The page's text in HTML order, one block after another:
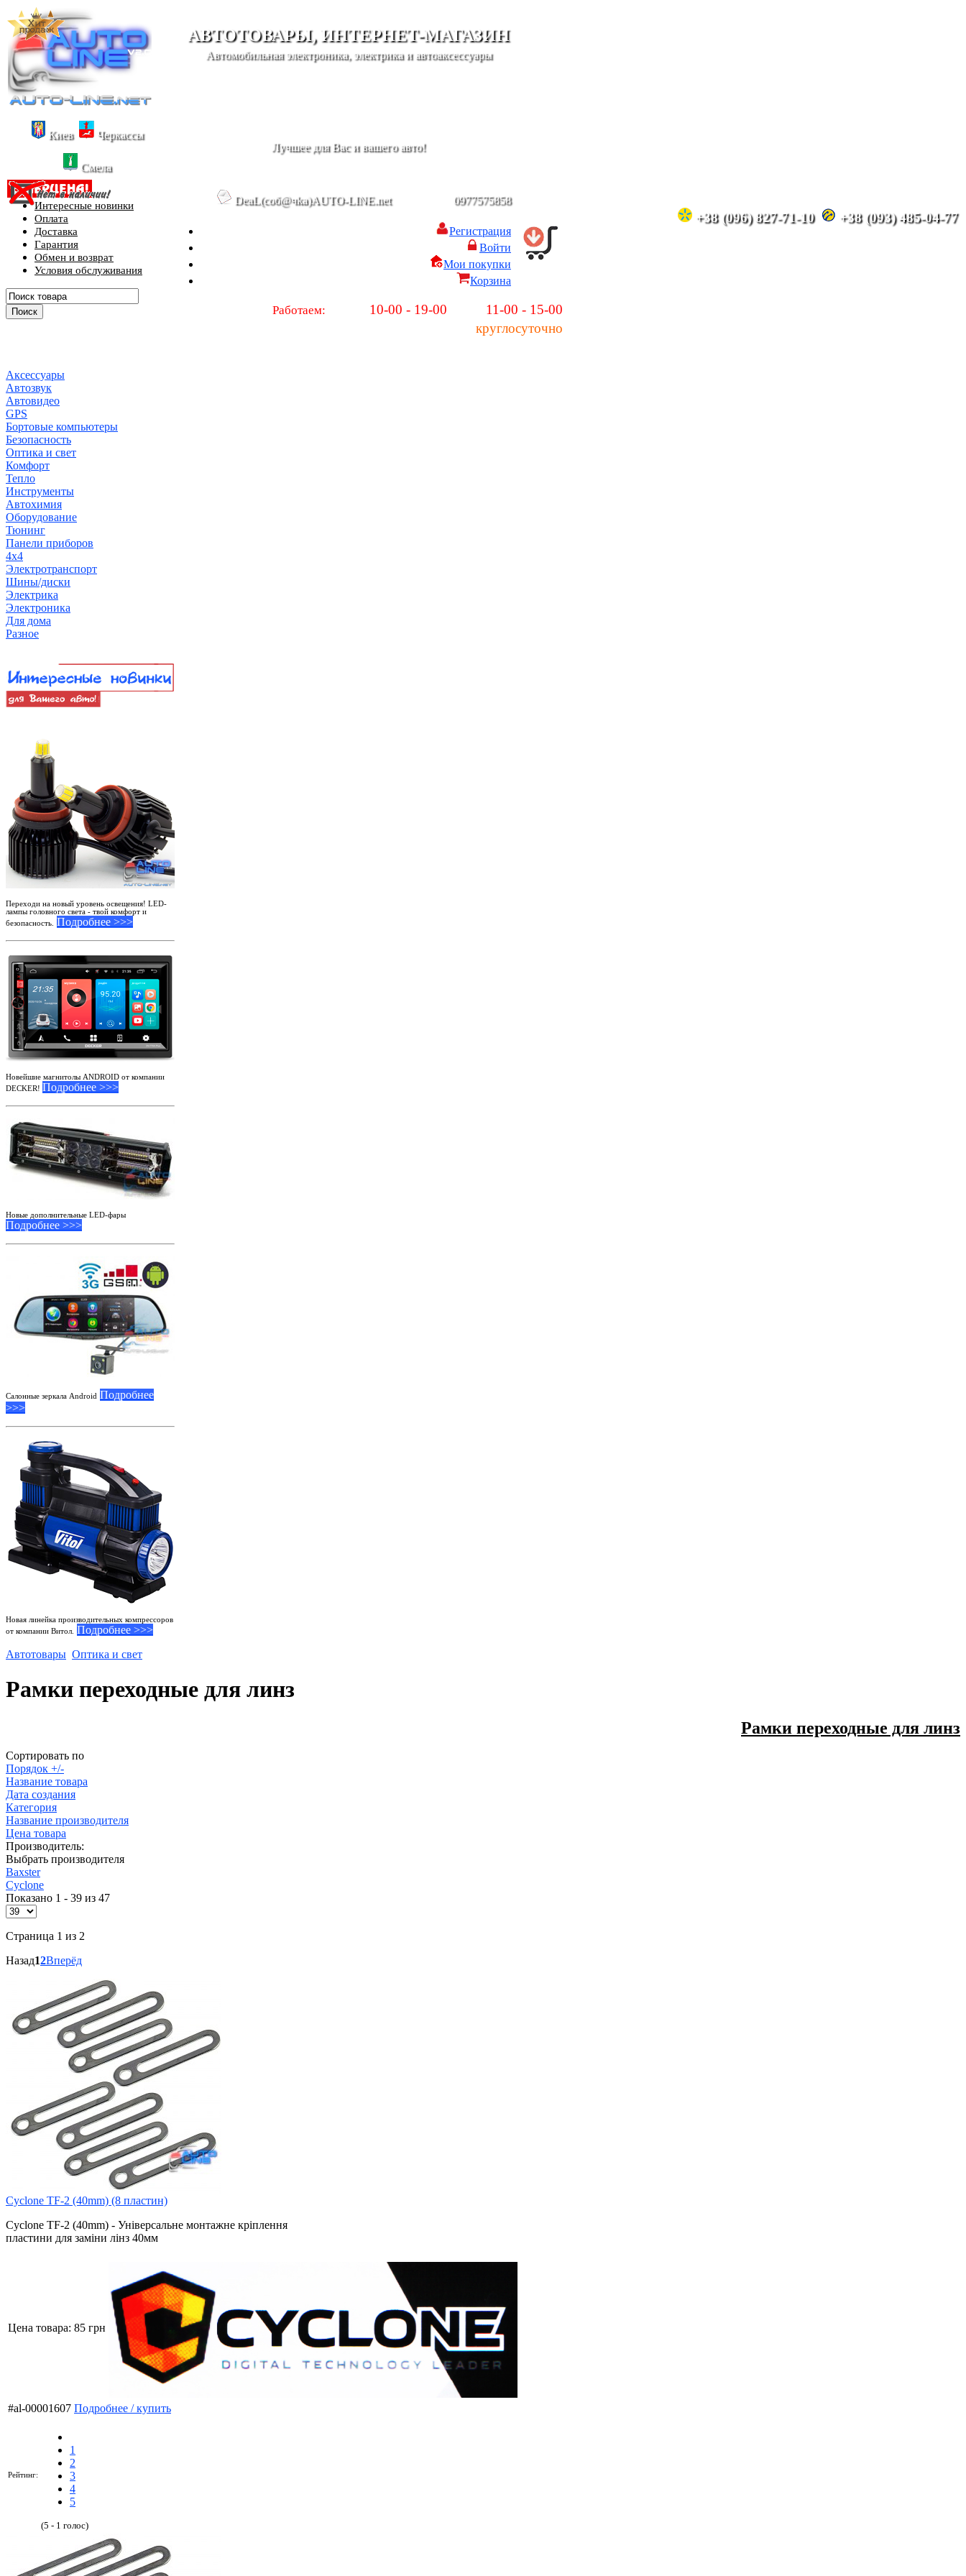
АВТОТОВАРЫ, ИНТЕРНЕТ-МАГАЗИН
Автомобильная электроника, электрика и автоаксессуары
Киев Черкассы
Смела
Лучшее для Вас и вашего авто!
+38 (096) 827-71-10 +38 (093) 485-04-77
DeaL(cоб@чka)AUTO-LINE.net 0977575858
Регистрация
Войти
Мои покупки
Корзина
Работаем: 10-00 - 19-00
11-00 - 15-00
круглосуточно
Интересные новинки
Оплата
Доставка
Гарантия
Обмен и возврат
Условия обслуживания
Аксессуары
Автозвук
Автовидео
GPS
Бортовые компьютеры
Безопасность
Оптика и свет
Комфорт
Тепло
Инструменты
Автохимия
Оборудование
Тюнинг
Панели приборов
4x4
Электротранспорт
Шины/диски
Электрика
Электроника
Для дома
Разное
Переходи на новый уровень освещения! LED-
лампы головного света - твой комфорт и
безопасность.
Подробнее >>>
Новейшие магнитолы ANDROID от компании
DECKER! Подробнее >>>
Новые дополнительные LED-фары
Подробнее >>>
Салонные зеркала Android Подробнее
>>>
Новая линейка производительных компрессоров
от компании Витол.
Подробнее >>>
Автотовары Оптика и свет
Рамки переходные для линз
Рамки переходные для линз
Сортировать по
Порядок +/-
Название товара
Дата создания
Категория
Название производителя
Цена товара
Производитель:
Выбрать производителя
Baxster
Cyclone
Показано 1 - 39 из 47
Страница 1 из 2
Назад12Вперёд
Cyclone TF-2 (40mm) (8 пластин)
Cyclone TF-2 (40mm) - Універсальне монтажне кріплення
пластини для заміни лінз 40мм
Цена товара: 85 грн
#al-00001607 Подробнее / купить
Рейтинг:
1
2
3
4
5
(5 - 1 голос)